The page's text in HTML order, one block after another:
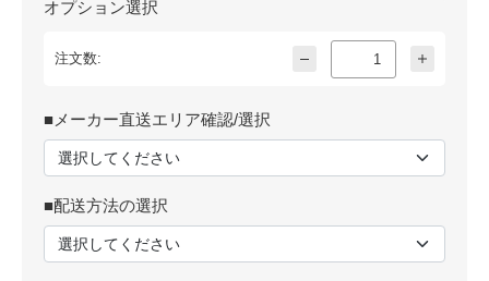
オプション選択
注文数:
■メーカー直送エリア確認/選択
■配送方法の選択